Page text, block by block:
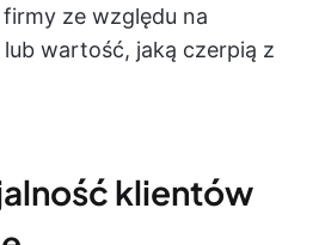
ze względu na
wartość, jaką czerpią z
klientów